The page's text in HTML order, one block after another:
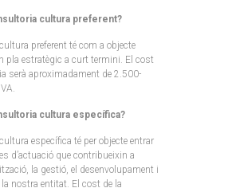
cultura preferent?
preferent té com a objecte
pla estratègic a curt termini. El cost
serà aproximadament de 2.500-
cultura específica?
específica té per objecte entrar
d’actuació que contribueixin a
la gestió, el desenvolupament i
la nostra entitat. El cost de la